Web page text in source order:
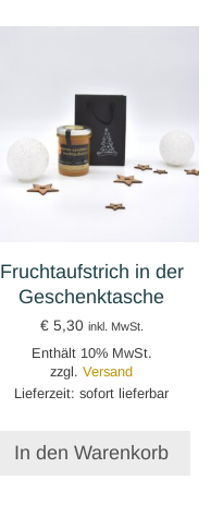
Fruchtaufstrich in der
Geschenktasche
€5,30 inkl. MwSt.
Enthält 10% MwSt.
zzgl.Versand
Lieferzeit: sofort lieferbar
In den Warenkorb